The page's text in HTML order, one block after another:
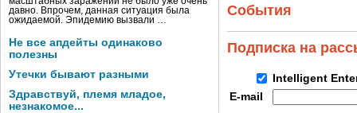
давно. Впрочем, данная ситуация была
ожидаемой. Эпидемию вызвали …
Не все апдейты одинаково
полезны
Утечки бывают разными
Здравствуй, племя младое,
незнакомое...
События
Подписка на
Intelligent
E-mail